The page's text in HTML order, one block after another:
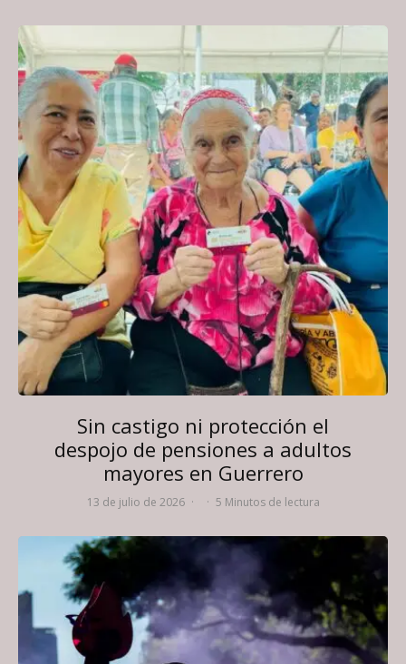
Sin castigo ni protección el
despojo de pensiones a adultos
mayores en Guerrero
13 de julio de 2026 · · 5 Minutos de lectura